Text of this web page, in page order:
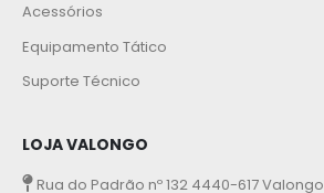
Acessórios
Equipamento Tático
Suporte Técnico
LOJA VALONGO
Rua do Padrão nº 132 4440-617 Valongo